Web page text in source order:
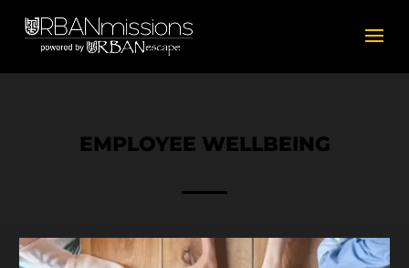
EMPLOYEE WELLBEING